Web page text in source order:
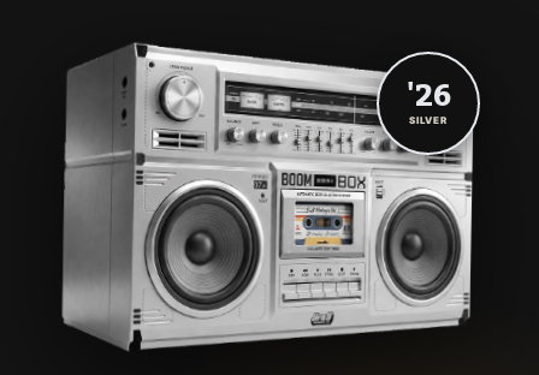
'26
SILVER